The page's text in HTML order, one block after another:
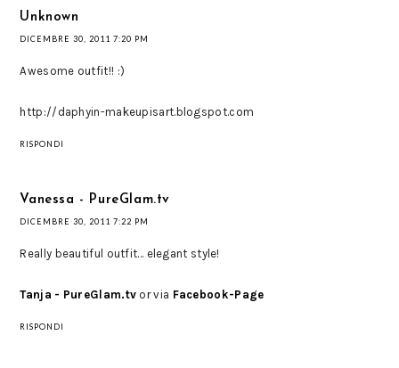
Unknown
DICEMBRE 30, 2011 7:20 PM
Awesome outfit!! :)
http://daphyin-makeupisart.blogspot.com
RISPONDI
Vanessa - PureGlam.tv
DICEMBRE 30, 2011 7:22 PM
Really beautiful outfit... elegant style!
Tanja - PureGlam.tv or via Facebook-Page
RISPONDI